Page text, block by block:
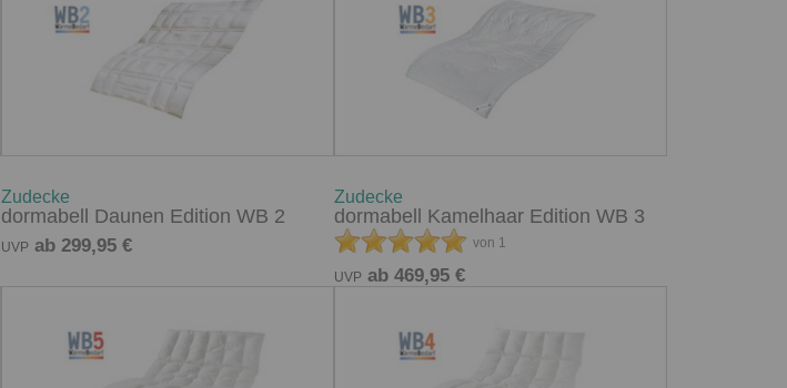
Zudecke
dormabell Daunen Edition WB 2
UVP ab 299,95 €
Zudecke
dormabell Kamelhaar Edition WB 3
von 1
UVP ab 469,95 €